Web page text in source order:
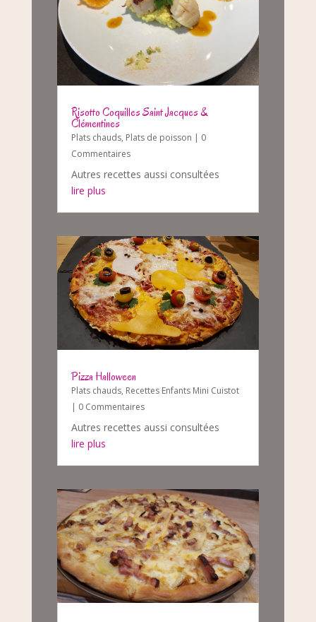
Risotto Coquilles Saint Jacques &
Clémentines
Plats chauds, Plats de poisson | 0
Commentaires
Autres recettes aussi consultées
lire plus
Pizza Halloween
Plats chauds, Recettes Enfants Mini Cuistot
| 0 Commentaires
Autres recettes aussi consultées
lire plus